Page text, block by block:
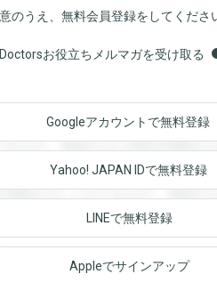
のうえ、無料会員登録をしてくださ
お役立ちメルマガを受け取る
きます。登録すると回答を閲覧す
すると回答を閲覧することができ
閲覧することができます。登録す
ができます。登録すると回答を閲
Googleアカウントで無料登録
Yahoo! JAPAN IDで無料登録
LINEで無料登録
Appleでサインアップ